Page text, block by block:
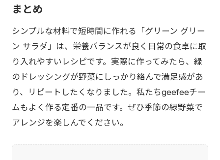
まとめ
シンプルな材料で短時間に作れる「グリーン グリー
ン サラダ」は、栄養バランスが良く日常の食卓に取
り入れやすいレシピです。実際に作ってみたら、緑
のドレッシングが野菜にしっかり絡んで満足感があ
り、リピートしたくなりました。私たちgeefeeチー
ムもよく作る定番の一品です。ぜひ季節の緑野菜で
アレンジを楽しんでください。